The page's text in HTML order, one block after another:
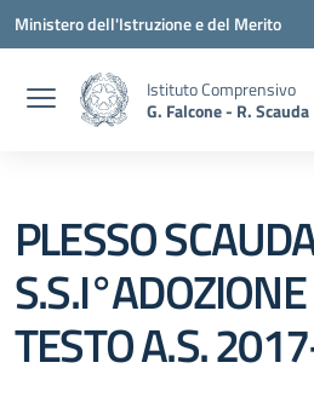
Vai ai contenuti
Vai al menu di navigazione
Vai al footer
Ministero dell'Istruzione e del Merito
Istituto Comprensivo
G. Falcone - R. Scauda
PLESSO
TESTO A.S.